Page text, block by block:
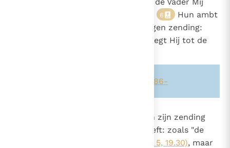
. 6
Hun ambt
is dus de voortzetting van zijn eigen zending:
"Wie u opneemt, neemt Mij op", zegt Hij tot de
-1086-
Jezus maakt hen deelgenoot aan zijn zending
die Hij van de Vader gekregen heeft: zoals "de
(Joh. 5, 19.30), maar